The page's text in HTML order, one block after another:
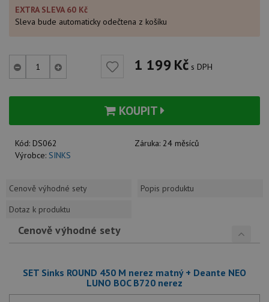
EXTRA SLEVA 60 Kč
Sleva bude automaticky odečtena z košíku
1 199Kč s DPH
KOUPIT
Kód: DS062 Záruka: 24 měsíců
Výrobce: SINKS
Cenově výhodné sety
Popis produktu
Dotaz k produktu
Cenově výhodné sety
SET Sinks ROUND 450 M nerez matný + Deante NEO
LUNO BOC B720 nerez